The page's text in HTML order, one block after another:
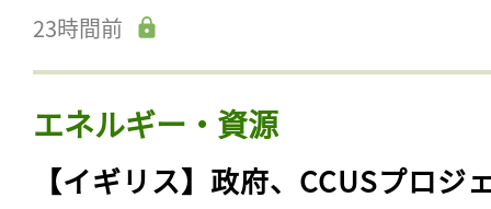
23時間前
エネルギー・資源
【イギリス】政府、CCUSプロジ